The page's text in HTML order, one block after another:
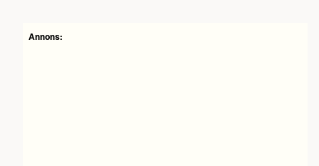
Annons: